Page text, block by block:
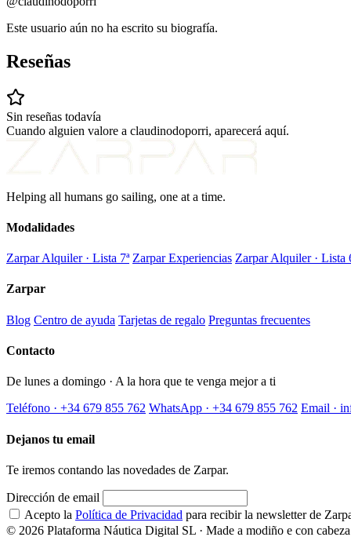
Este usuario aún no ha escrito su biografía.
Reseñas
Sin reseñas todavía
Cuando alguien valore a claudinodoporri, aparecerá aquí.
Helping all humans go sailing, one at a time.
Modalidades
Zarpar Alquiler · Lista 7ª Zarpar Experiencias Zarpar Alquiler · Lista
Zarpar
Blog Centro de ayuda Tarjetas de regalo Preguntas frecuentes
Contacto
De lunes a domingo · A la hora que te venga mejor a ti
Teléfono · +34 679 855 762 WhatsApp · +34 679 855 762 Email ·
Dejanos tu email
Te iremos contando las novedades de Zarpar.
Dirección de email
Acepto la Política de Privacidad para recibir la newsletter de
© 2026 Plataforma Náutica Digital SL · Made a modiño e con